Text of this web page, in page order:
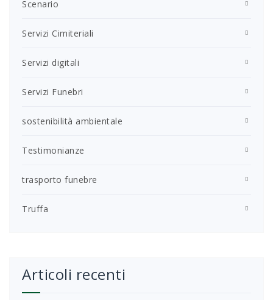
Scenario
Servizi Cimiteriali
Servizi digitali
Servizi Funebri
sostenibilità ambientale
Testimonianze
trasporto funebre
Truffa
Articoli recenti